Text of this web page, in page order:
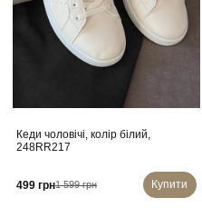
Кеди чоловічі, колір білий,
248RR217
499 грн1 599 грн Купити